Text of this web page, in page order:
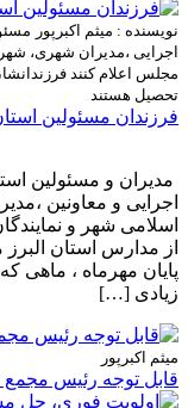
نویسنده : میثم اکبرپور
اجرایی ،مدیران شهری،
مجلس اعلام کنند
تحصیل هستند
فرزندان مسئولین
مدیران و مسئولین
اجرایی و معاونین
اسلامی شهر و
از مدارس استان
پایان مهرماه ، ماهی
زیادی […]
میثم اکبرپور
قابل توجه رئیس مجمع